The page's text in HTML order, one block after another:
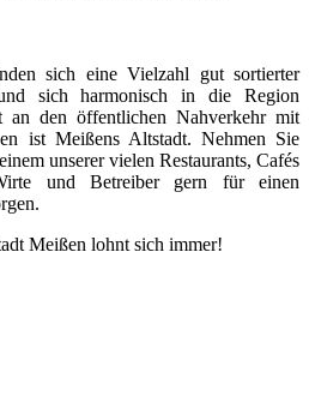
sich eine Vielzahl gut sortierter
sich harmonisch in die Region
an den öffentlichen Nahverkehr mit
ist Meißens Altstadt. Nehmen Sie
unserer vielen Restaurants, Cafés
und Betreiber gern für einen
Meißen lohnt sich immer!